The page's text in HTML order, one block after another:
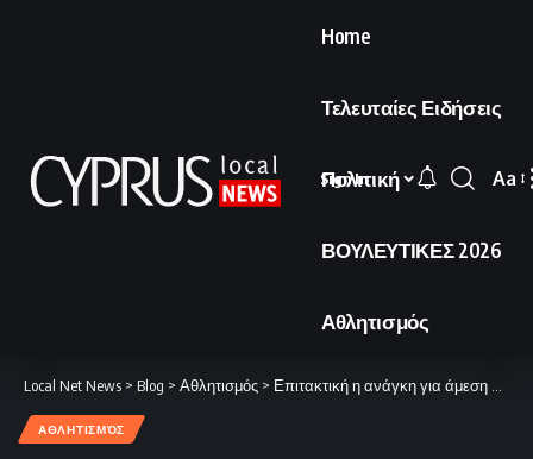
Home
Τελευταίες Ειδήσεις
Πολιτική
ΒΟΥΛΕΥΤΙΚΕΣ 2026
Αθλητισμός
Sign In
Font
Aa
Local Net News > Blog > Αθλητισμός > Επιτακτική η ανάγκη για άμεση αντίδραση
ΑΘΛΗΤΙΣΜΌΣ